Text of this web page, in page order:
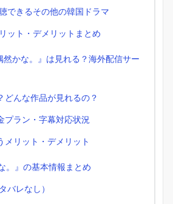
できるその他の韓国ドラマ
ット・デメリットまとめ
かな。』は見れる？海外配信サー
どんな作品が見れるの？
プラン・字幕対応状況
メリット・デメリット
。』の基本情報まとめ
バレなし）